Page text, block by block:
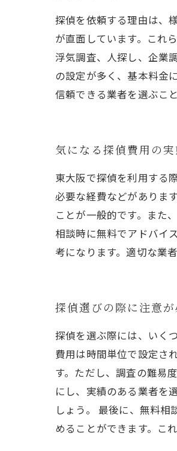
探偵を依頼する理由は、
が直面しています。これ
浮気調査、人探し、企業
の設定が多く、基本料金
信頼できる業者を選ぶこ
気になる探偵費用の
東大阪で探偵を利用する
必要な経費などがありま
ことが一般的です。また
相談時に無料でアドバイ
考になります。適切な業
探偵選びの際に注意
探偵を選ぶ際には、いく
費用は時間単位で設定さ
す。ただし、調査の難易
にし、実績のある業者を
しょう。 最後に、無料
めることができます。こ